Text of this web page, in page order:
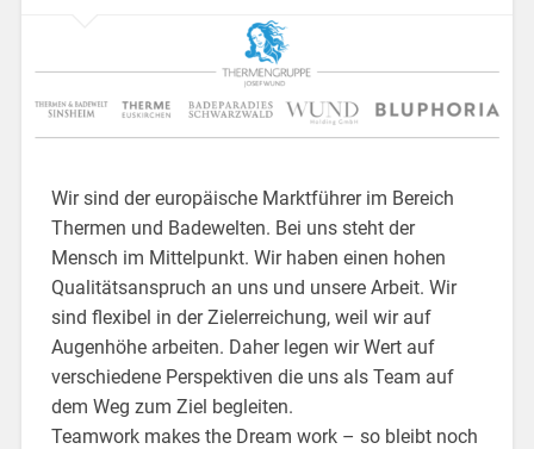
Wir sind der europäische Marktführer im Bereich
Thermen und Badewelten. Bei uns steht der
Mensch im Mittelpunkt. Wir haben einen hohen
Qualitätsanspruch an uns und unsere Arbeit. Wir
sind flexibel in der Zielerreichung, weil wir auf
Augenhöhe arbeiten. Daher legen wir Wert auf
verschiedene Perspektiven die uns als Team auf
dem Weg zum Ziel begleiten.
Teamwork makes the Dream work – so bleibt noch